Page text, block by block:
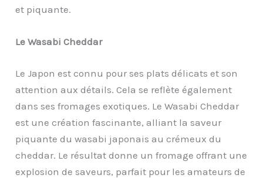
et piquante.
Le Wasabi Cheddar
Le Japon est connu pour ses plats délicats et son
attention aux détails. Cela se reflète également
dans ses fromages exotiques. Le Wasabi Cheddar
est une création fascinante, alliant la saveur
piquante du wasabi japonais au crémeux du
cheddar. Le résultat donne un fromage offrant une
explosion de saveurs, parfait pour les amateurs de